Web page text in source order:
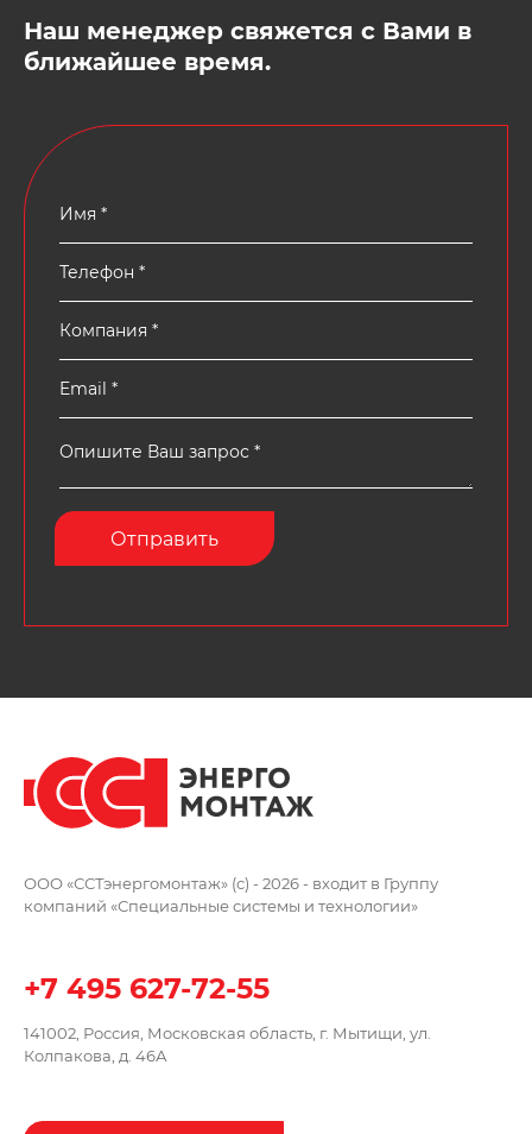
Наш менеджер свяжется с Вами в
ближайшее время.
ООО «ССТэнергомонтаж» (c) - 2026 - входит в Группу
компаний «Специальные системы и технологии»
+7 495 627-72-55
141002, Россия, Московская область, г. Мытищи, ул.
Колпакова, д. 46А